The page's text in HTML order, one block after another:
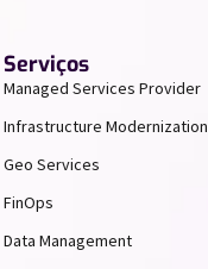
Serviços
Managed Services Provider
Infrastructure Modernization
Geo Services
FinOps
Data Management